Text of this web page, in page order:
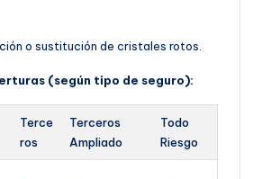
o sustitución de cristales rotos.
(según tipo de seguro):
Terce
ros
Terceros
Ampliado
Todo
Riesgo